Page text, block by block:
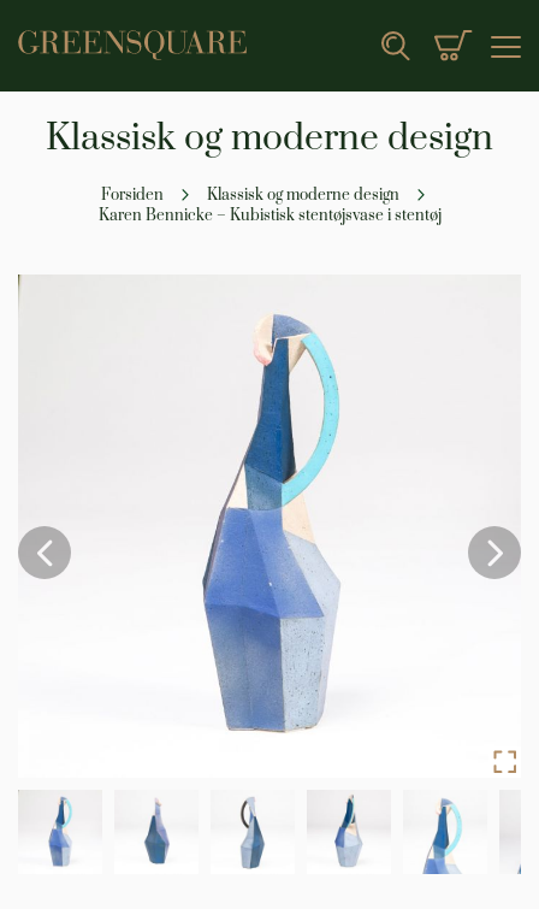
Search Min
Klassisk og moderne design
Forsiden
Klassisk og moderne design
Karen Bennicke – Kubistisk stentøjsvase i stentøj
Gå